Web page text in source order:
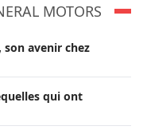
MOTORS
son avenir chez
qui ont